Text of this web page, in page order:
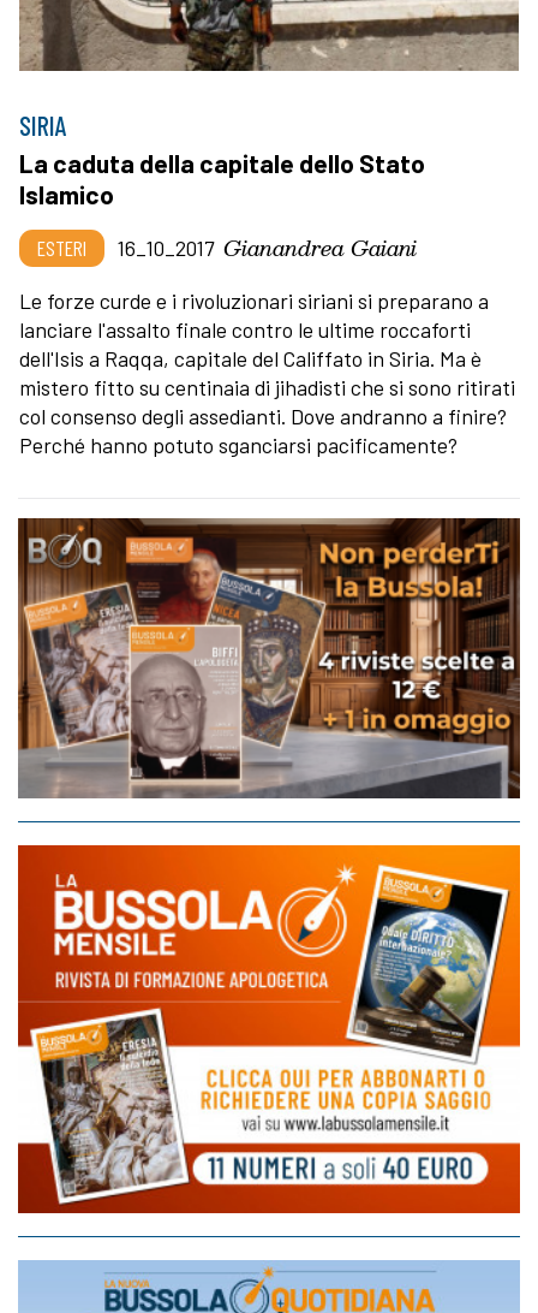
SIRIA
La caduta della capitale dello Stato
Islamico
ESTERI 16_10_2017 Gianandrea Gaiani
Le forze curde e i rivoluzionari siriani si preparano a
lanciare l'assalto finale contro le ultime roccaforti
dell'Isis a Raqqa, capitale del Califfato in Siria. Ma è
mistero fitto su centinaia di jihadisti che si sono ritirati
col consenso degli assedianti. Dove andranno a finire?
Perché hanno potuto sganciarsi pacificamente?